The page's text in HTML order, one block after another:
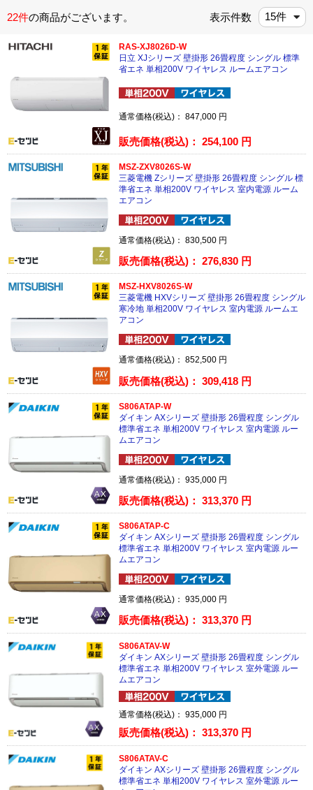
22件の商品がございます。 表示件数
RAS-XJ8026D-W
日立 XJシリーズ 壁掛形 26畳程度 シングル 標準
省エネ 単相200V ワイヤレス ルームエアコン
通常価格(税込)：847,000 円
販売価格(税込)：254,100 円
MSZ-ZXV8026S-W
三菱電機 Zシリーズ 壁掛形 26畳程度 シングル 標
準省エネ 単相200V ワイヤレス 室内電源 ルーム
エアコン
通常価格(税込)：830,500 円
販売価格(税込)：276,830 円
MSZ-HXV8026S-W
三菱電機 HXVシリーズ 壁掛形 26畳程度 シングル
寒冷地 単相200V ワイヤレス 室内電源 ルームエ
アコン
通常価格(税込)：852,500 円
販売価格(税込)：309,418 円
S806ATAP-W
ダイキン AXシリーズ 壁掛形 26畳程度 シングル
標準省エネ 単相200V ワイヤレス 室内電源 ルー
ムエアコン
通常価格(税込)：935,000 円
販売価格(税込)：313,370 円
S806ATAP-C
ダイキン AXシリーズ 壁掛形 26畳程度 シングル
標準省エネ 単相200V ワイヤレス 室内電源 ルー
ムエアコン
通常価格(税込)：935,000 円
販売価格(税込)：313,370 円
S806ATAV-W
ダイキン AXシリーズ 壁掛形 26畳程度 シングル
標準省エネ 単相200V ワイヤレス 室外電源 ルー
ムエアコン
通常価格(税込)：935,000 円
販売価格(税込)：313,370 円
S806ATAV-C
ダイキン AXシリーズ 壁掛形 26畳程度 シングル
標準省エネ 単相200V ワイヤレス 室外電源 ルー